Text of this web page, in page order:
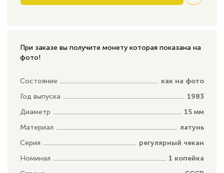
При заказе вы получите монету которая показана на
фото!
Состояние
как на фото
Год выпуска
1983
Диаметр
15 мм
Материал
латунь
Серия
регулярный чекан
Номинал
1 копейка